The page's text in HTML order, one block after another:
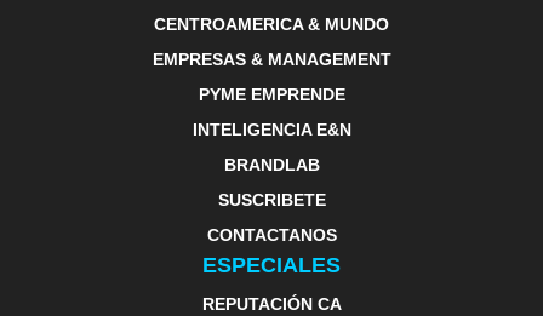
CENTROAMERICA & MUNDO
EMPRESAS & MANAGEMENT
PYME EMPRENDE
INTELIGENCIA E&N
BRANDLAB
SUSCRIBETE
CONTACTANOS
ESPECIALES
REPUTACIÓN CA